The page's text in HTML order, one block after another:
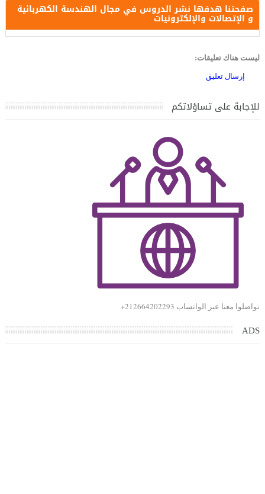
صفحتنا هدفها نشر الدروس في مجال الهندسة الكهربائية
و الإتصالات والإلكترونيات
ليست هناك تعليقات:
إرسال تعليق
للإجابة على تساؤلاتكم
تواصلوا معنا عبر الواتساب 212664202293+
ADS